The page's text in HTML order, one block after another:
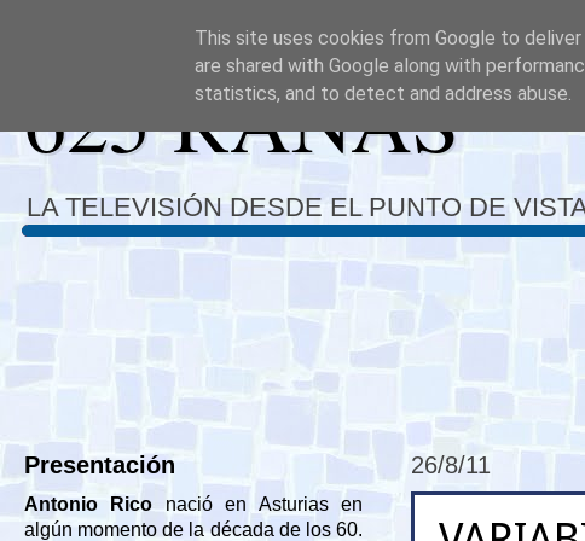
625 RANAS
LA TELEVISIÓN DESDE EL PUNTO DE
26/8/11
Presentación
Antonio Rico nació en Asturias en
algún momento de la década de los 60.
This site uses cookies from Google to
are shared with Google along with
statistics, and to detect and address abuse.